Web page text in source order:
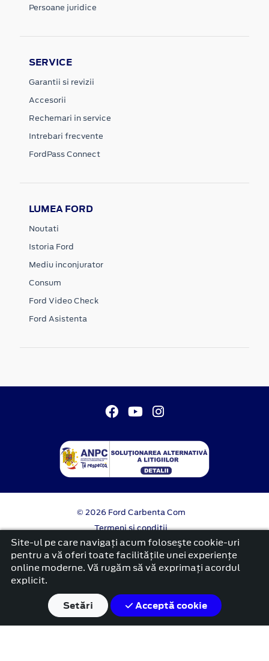
Persoane juridice
SERVICE
Garantii si revizii
Accesorii
Rechemari in service
Intrebari frecvente
FordPass Connect
LUMEA FORD
Noutati
Istoria Ford
Mediu inconjurator
Consum
Ford Video Check
Ford Asistenta
© 2026 Ford Carbenta Com
Termeni si conditii
Confidentialitate
Politica cookies
platformă dezvoltată de Workleto
Site-ul pe care navigați acum foloseşte cookie-uri
pentru a vă oferi toate facilitățile unei experiențe
online moderne. Vă rugăm să vă exprimați acordul
explicit.
Setări
Acceptă cookie